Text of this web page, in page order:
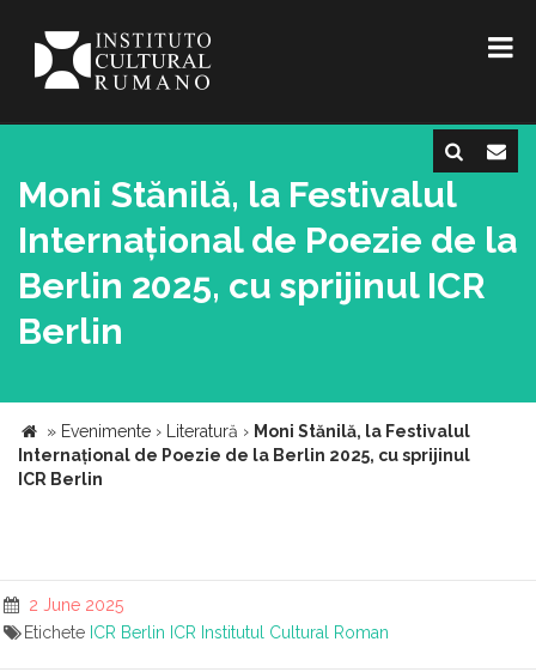
Moni Stănilă, la Festivalul
Internațional de Poezie de la
Berlin 2025, cu sprijinul ICR
Berlin
» Evenimente › Literatură › Moni Stănilă, la Festivalul
Internațional de Poezie de la Berlin 2025, cu sprijinul
ICR Berlin
2 June 2025
Etichete ICR Berlin ICR Institutul Cultural Roman